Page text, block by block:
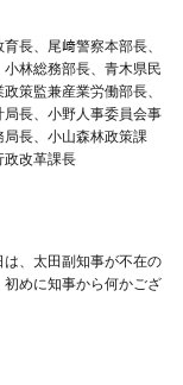
長、尾﨑警察本部長、
林総務部長、青木県民
策監兼産業労働部長、
長、小野人事委員会事
長、小山森林政策課
政改革課長
、太田副知事が不在の
めに知事から何かござ